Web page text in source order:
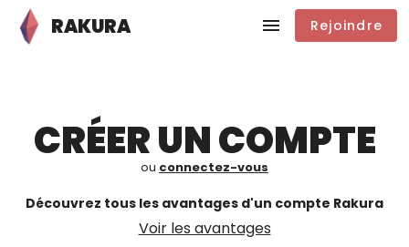
RAKURA Rejoindre
CRÉER UN COMPTE
ou connectez-vous
Découvrez tous les avantages d'un compte Rakura
Voir les avantages